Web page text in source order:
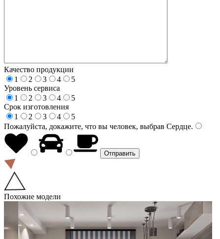
Качество продукции
1
2 3 4
5
Уровень сервиса
1
2 3 4
5
Срок изготовления
1
2 3 4
5
Пожалуйста, докажите, что вы человек, выбрав Сердце.
Похожие модели